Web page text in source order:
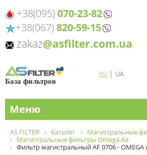
+38(095)070-23-82
+38(067)820-59-15
zakaz@asfilter.com.ua
База фильтров
RU| UA
Меню
AS FILTER Каталог
Магистральные
Магистральные фильтры Omega Air
Фильтр магистральный AF 0706 - OMEGA